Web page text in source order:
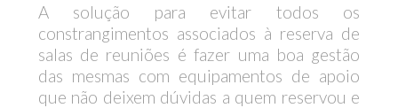
A solução para evitar todos os
constrangimentos associados à reserva de
salas de reuniões é fazer uma boa gestão
das mesmas com equipamentos de apoio
que não deixem dúvidas a quem reservou e